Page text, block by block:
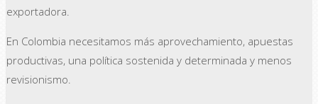
exportadora.
En Colombia necesitamos más aprovechamiento, apuestas
productivas, una política sostenida y determinada y menos
revisionismo.